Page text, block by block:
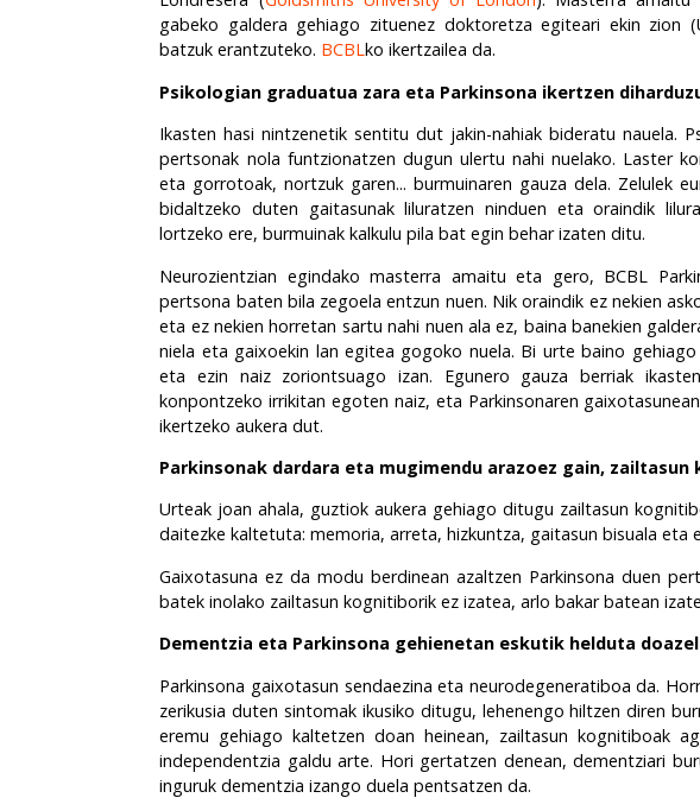
gabeko galdera gehiago zituenez doktoretza egiteari ekin zion
batzuk erantzuteko. BCBLko ikertzailea da.
Psikologian graduatua zara eta Parkinsona ikertzen
Ikasten hasi nintzenetik sentitu dut jakin-nahiak bideratu nauela.
pertsonak nola funtzionatzen dugun ulertu nahi nuelako. Laster
eta gorrotoak, nortzuk garen... burmuinaren gauza dela. Zelulek
bidaltzeko duten gaitasunak liluratzen ninduen eta oraindik
lortzeko ere, burmuinak kalkulu pila bat egin behar izaten ditu.
Neurozientzian egindako masterra amaitu eta gero, BCBL
pertsona baten bila zegoela entzun nuen. Nik oraindik ez nekien
eta ez nekien horretan sartu nahi nuen ala ez, baina banekien
niela eta gaixoekin lan egitea gogoko nuela. Bi urte baino
eta ezin naiz zoriontsuago izan. Egunero gauza berriak
konpontzeko irrikitan egoten naiz, eta Parkinsonaren
ikertzeko aukera dut.
Parkinsonak dardara eta mugimendu arazoez gain,
Urteak joan ahala, guztiok aukera gehiago ditugu zailtasun
daitezke kaltetuta: memoria, arreta, hizkuntza, gaitasun bisuala
Gaixotasuna ez da modu berdinean azaltzen Parkinsona duen
batek inolako zailtasun kognitiborik ez izatea, arlo bakar batean
Dementzia eta Parkinsona gehienetan eskutik helduta
Parkinsona gaixotasun sendaezina eta neurodegeneratiboa da.
zerikusia duten sintomak ikusiko ditugu, lehenengo hiltzen diren
eremu gehiago kaltetzen doan heinean, zailtasun kognitiboak
independentzia galdu arte. Hori gertatzen denean, dementziari
inguruk dementzia izango duela pentsatzen da.